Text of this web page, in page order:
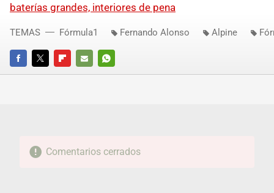
baterías grandes, interiores de pena
FACEBOOKTWITTERFLIPBOARD
E-
WHATSAPP
TEMAS Fórmula1 Fernando Alonso Alpine
Comentarios cerrados